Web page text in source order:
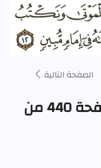
الصفحة التالية
تفسير ابن كثير تفسير الصفحة 440 من